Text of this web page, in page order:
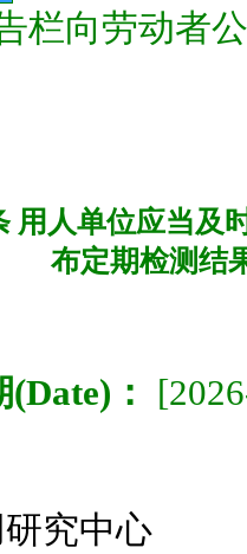
栏向劳动者
用人单位应当及
布定期检测结
：
究中心